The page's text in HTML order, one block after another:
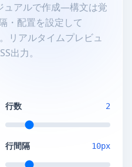
ュアルで作成—構文は覚
・配置を設定して
リアルタイムプレビュ
出力。
行数 2
行間隔 10px